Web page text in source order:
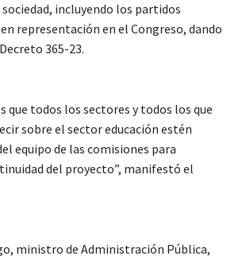
incluyendo los partidos
representación en el Congreso, dando
365-23.
que todos los sectores y todos los que
sobre el sector educación estén
equipo de las comisiones para
del proyecto”, manifestó el
ministro de Administración Pública,